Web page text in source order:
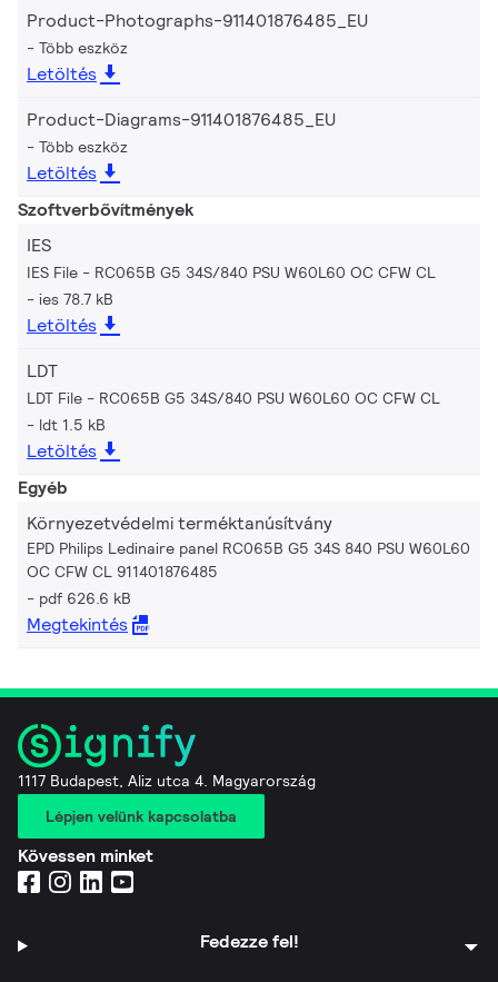
Product-Photographs-911401876485_EU
Több eszköz
Letöltés
Product-Diagrams-911401876485_EU
Több eszköz
Letöltés
Szoftverbővítmények
IES
IES File - RC065B G5 34S/840 PSU W60L60 OC CFW CL
ies 78.7 kB
Letöltés
LDT
LDT File - RC065B G5 34S/840 PSU W60L60 OC CFW CL
ldt 1.5 kB
Letöltés
Egyéb
Környezetvédelmi terméktanúsítvány
EPD Philips Ledinaire panel RC065B G5 34S 840 PSU W60L60
OC CFW CL 911401876485
pdf 626.6 kB
Megtekintés
1117 Budapest, Aliz utca 4. Magyarország
Lépjen velünk kapcsolatba
Kövessen minket
Fedezze fel!